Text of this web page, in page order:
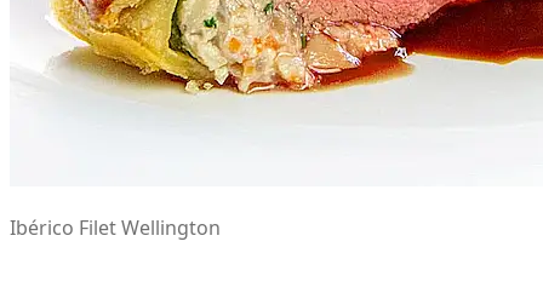
Ibérico Filet Wellington